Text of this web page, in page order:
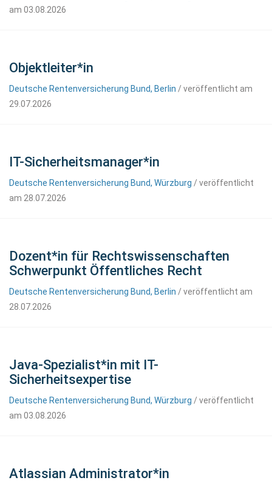
am 03.08.2026
Objektleiter*in
Deutsche Rentenversicherung Bund, Berlin / veröffentlicht am
29.07.2026
IT-Sicherheitsmanager*in
Deutsche Rentenversicherung Bund, Würzburg / veröffentlicht
am 28.07.2026
Dozent*in für Rechtswissenschaften
Schwerpunkt Öffentliches Recht
Deutsche Rentenversicherung Bund, Berlin / veröffentlicht am
28.07.2026
Java-Spezialist*in mit IT-
Sicherheitsexpertise
Deutsche Rentenversicherung Bund, Würzburg / veröffentlicht
am 03.08.2026
Atlassian Administrator*in